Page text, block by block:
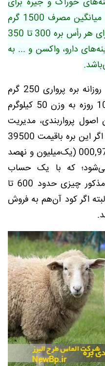
100 روز پرواربندی با احتساب میانگین مصرف 1500 گرم
(5/1 کیلوگرم) خوراک در روز برای هر رأس بره 300 تا 350
دارو، واکسن و ... به
اگر میانگین افزایش وزن روزانه بره پرواری 250 گرم
باشد، این بره در طی دوره 100 روزه به وزن 50 کیلوگرم
پرواربندی، مدیریت
صحیح، جیره‌ای متعادل و ...). اگر این بره باقیمت 39500
تومان به فروش رود تقریباً 000,975,1 (یک‌میلیون و نهصد
می‌شود؛ که با یک حساب
سرانگشتی با کسر هزینه‌های مذکور چیزی حدود 600 تا
البته اگر کود آن‌هم به فروش